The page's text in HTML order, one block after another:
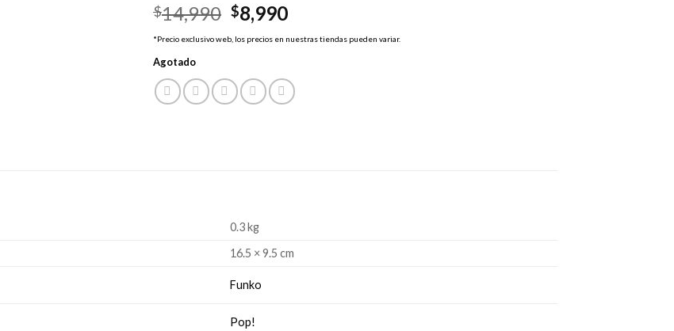
$14,990 El
precio
original
$14,990.
$8,990El
precio
$8,990.
*Precio exclusivo web, los precios en nuestras tiendas pueden variar.
Agotado
0.3 kg
16.5 × 9.5 cm
Funko
Pop!